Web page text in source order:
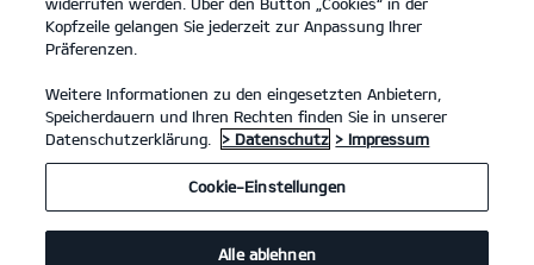
Kia EV3 GT 215 kW (292 PS): Stromverbrauch kombiniert 19,3 kWh/100 km;
CO₂-Emissionen kombiniert 0 g/km; CO₂-Klasse A.
Kia EV4 GT 215 kW (292 PS): Stromverbrauch kombiniert 19,7 kWh/100 km;
CO₂-Emissionen kombiniert 0 g/km; CO₂-Klasse A.
Kia EV5 GT 225 kW (306 PS): Stromverbrauch kombiniert 18,6 kWh/100 km;
Kopfzeile gelangen Sie jederzeit zur Anpassung Ihrer
Präferenzen.
Weitere Informationen zu den eingesetzten Anbietern,
Speicherdauern und Ihren Rechten finden Sie in unserer
Datenschutzerklärung.
> Datenschutz > Impressum
Cookie-Einstellungen
Alle ablehnen